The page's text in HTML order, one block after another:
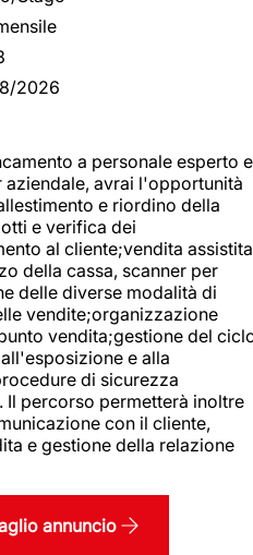
2026
a personale esperto e
avrai l'opportunità
e riordino della
e verifica dei
al cliente;vendita assistita
della cassa, scanner per
delle diverse modalità di
vendite;organizzazione
vendita;gestione del
e alla
di sicurezza
percorso permetterà inoltre
con il cliente,
e gestione della relazione
annuncio